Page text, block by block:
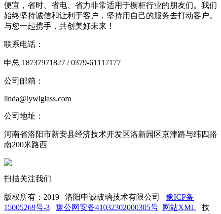
便宜，省时、省电、省力非常适用于橱柜行业的朋友们。我们
始终坚持诚信和让利于客户，坚持用自己的服务去打动客户。
与您一起携手，共创美好未来！
联系电话：
申总 18737971827 / 0379-61117177
公司邮箱：
linda@lywlglass.com
公司地址：
河南省洛阳市新安县经济技术开发区洛新园区京津路与纬四路
南200米路西
扫描关注我们
版权所有：2019 洛阳申诚玻璃技术有限公司 豫ICP备
15005269号-3
豫公网安备41032302000305号 网站XML 技